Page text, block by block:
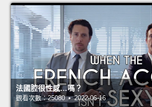
法國腔很性感…嗎？
觀看次數：25080 • 2022-06-16